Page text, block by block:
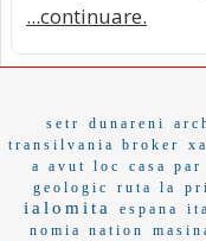
...continuare.
setr dunareni
transilvania broker
a avut loc
casa par
geologic
ruta la
ialomita espana
nomia nation